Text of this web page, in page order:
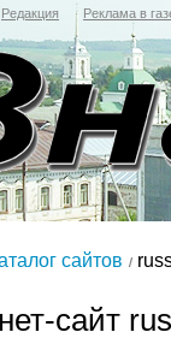
Редакция Реклама в
сайтов
сайт